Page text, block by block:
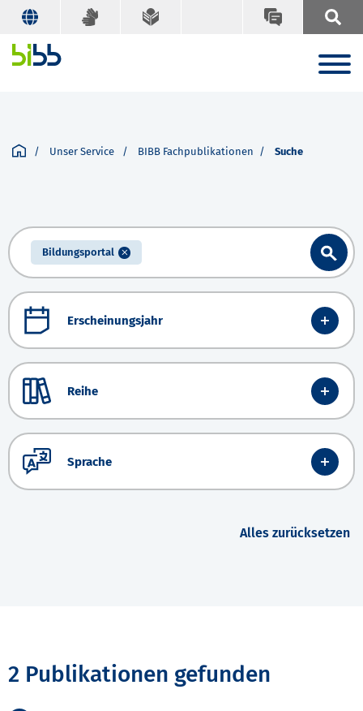
Unser Service BIBB Fachpublikationen Suche
Bildungsportal
Erscheinungsjahr
Reihe
Sprache
Alles zurücksetzen
2 Publikationen gefunden